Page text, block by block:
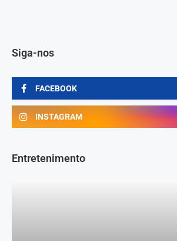
Siga-nos
FACEBOOK
INSTAGRAM
Entretenimento